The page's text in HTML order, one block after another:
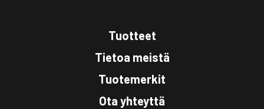
Tuotteet
Tietoa meistä
Tuotemerkit
Ota yhteyttä